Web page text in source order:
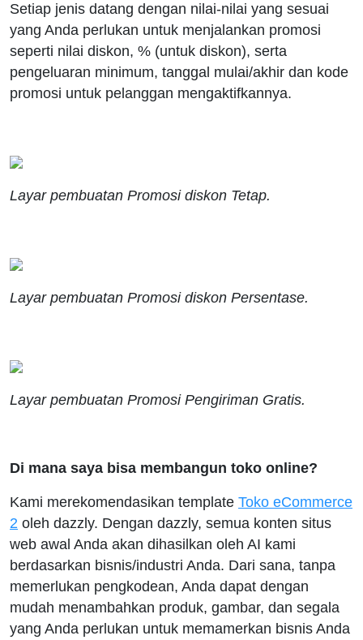
Setiap jenis datang dengan nilai-nilai yang sesuai
yang Anda perlukan untuk menjalankan promosi
seperti nilai diskon, % (untuk diskon), serta
pengeluaran minimum, tanggal mulai/akhir dan kode
promosi untuk pelanggan mengaktifkannya.
Layar pembuatan Promosi diskon Tetap.
Layar pembuatan Promosi diskon Persentase.
Layar pembuatan Promosi Pengiriman Gratis.
Di mana saya bisa membangun toko online?
Kami merekomendasikan template Toko eCommerce
2 oleh dazzly. Dengan dazzly, semua konten situs
web awal Anda akan dihasilkan oleh AI kami
berdasarkan bisnis/industri Anda. Dari sana, tanpa
memerlukan pengkodean, Anda dapat dengan
mudah menambahkan produk, gambar, dan segala
yang Anda perlukan untuk memamerkan bisnis Anda